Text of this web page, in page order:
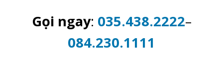
Gọi ngay: 035.438.2222–
084.230.1111